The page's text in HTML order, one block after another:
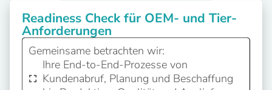
Readiness Check für OEM- und Tier-
Anforderungen
Gemeinsame betrachten wir:
Ihre End-to-End-Prozesse von
Kundenabruf, Planung und Beschaffung